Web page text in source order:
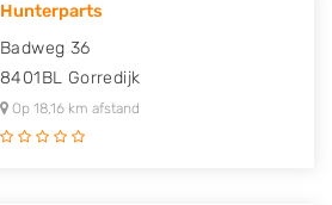
Hunterparts
Badweg 36
8401BL Gorredijk
Op 18,16 km afstand